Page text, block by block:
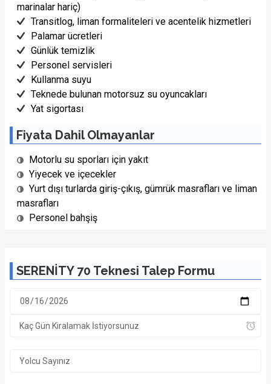
marinalar hariç)
Transitlog, liman formaliteleri ve acentelik hizmetleri
Palamar ücretleri
Günlük temizlik
Personel servisleri
Kullanma suyu
Teknede bulunan motorsuz su oyuncakları
Yat sigortası
Fiyata Dahil Olmayanlar
Motorlu su sporları için yakıt
Yiyecek ve içecekler
Yurt dışı turlarda giriş-çıkış, gümrük masrafları ve liman
masrafları
Personel bahşiş
SERENİTY 70 Teknesi Talep Formu